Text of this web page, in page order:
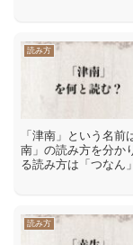
読み方
「津南」という名
南」の読み方を分か
る読み方は「つなん
読み方